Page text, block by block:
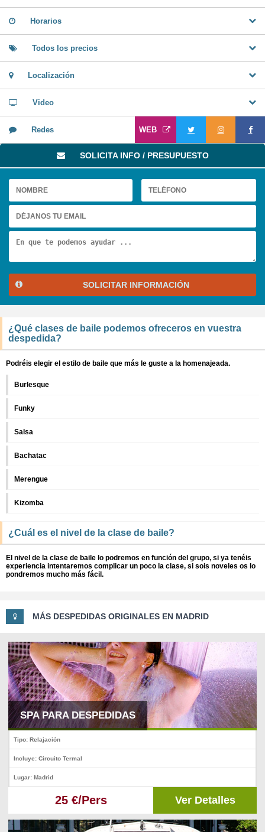
Horarios
Todos los precios
Localización
Video
Redes WEB
SOLICITA INFO / PRESUPUESTO
SOLICITAR INFORMACIÓN
¿Qué clases de baile podemos ofreceros en vuestra
despedida?
Podréis elegir el estilo de baile que más le guste a la homenajeada.
Burlesque
Funky
Salsa
Bachatac
Merengue
Kizomba
¿Cuál es el nivel de la clase de baile?
El nivel de la clase de baile lo podremos en función del grupo, si ya tenéis
experiencia intentaremos complicar un poco la clase, si sois noveles os lo
pondremos mucho más fácil.
MÁS DESPEDIDAS ORIGINALES EN MADRID
SPA PARA DESPEDIDAS
Tipo: Relajación
Incluye: Circuito Termal
Lugar: Madrid
25 €/Pers Ver Detalles